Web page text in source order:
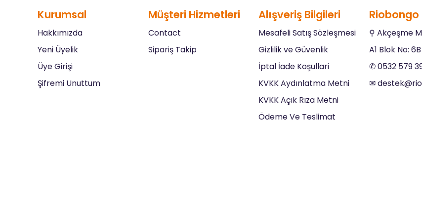
Kurumsal
Hakkımızda
Yeni Üyelik
Üye Girişi
Şifremi Unuttum
Müşteri Hizmetleri
Contact
Sipariş Takip
Alışveriş Bilgileri
Mesafeli Satış Sözleşmesi
Gizlilik ve Güvenlik
İptal İade Koşullari
KVKK Aydınlatma Metni
KVKK Açık Rıza Metni
Ödeme Ve Teslimat
⚲ Akçeşme
A1 Blok No: 6B
✆ 0532 579
✉︎